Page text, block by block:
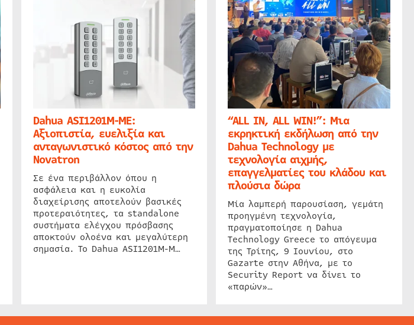
Dahua ASI1201M-ME:
Αξιοπιστία, ευελιξία και
ανταγωνιστικό κόστος από την
Novatron
Σε ένα περιβάλλον όπου η
ασφάλεια και η ευκολία
διαχείρισης αποτελούν βασικές
προτεραιότητες, τα standalone
συστήματα ελέγχου πρόσβασης
αποκτούν ολοένα και μεγαλύτερη
σημασία. Το Dahua ASI1201M-M…
“ALL IN, ALL WIN!”: Μια
εκρηκτική εκδήλωση από την
Dahua Technology με
τεχνολογία αιχμής,
επαγγελματίες του κλάδου και
πλούσια δώρα
Μία λαμπερή παρουσίαση, γεμάτη
προηγμένη τεχνολογία,
πραγματοποίησε η Dahua
Technology Greece το απόγευμα
της Τρίτης, 9 Ιουνίου, στο
Gazarte στην Αθήνα, με το
Security Report να δίνει το
«παρών»…